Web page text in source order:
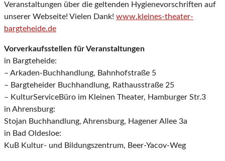
Veranstaltungen über die geltenden Hygienevorschriften auf
unserer Webseite! Vielen Dank! www.kleines-theater-
bargteheide.de
Vorverkaufsstellen für Veranstaltungen
in Bargteheide:
– Arkaden-Buchhandlung, Bahnhofstraße 5
– Bargteheider Buchhandlung, Rathausstraße 25
– KulturServiceBüro im Kleinen Theater, Hamburger Str.3
in Ahrensburg:
Stojan Buchhandlung, Ahrensburg, Hagener Allee 3a
in Bad Oldesloe:
KuB Kultur- und Bildungszentrum, Beer-Yacov-Weg